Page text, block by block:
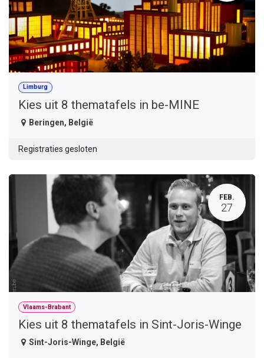
Limburg
Kies uit 8 thematafels in be-MINE
Beringen, België
Registraties gesloten
FEB.
27
Vlaams-Brabant
Kies uit 8 thematafels in Sint-Joris-Winge
Sint-Joris-Winge, België